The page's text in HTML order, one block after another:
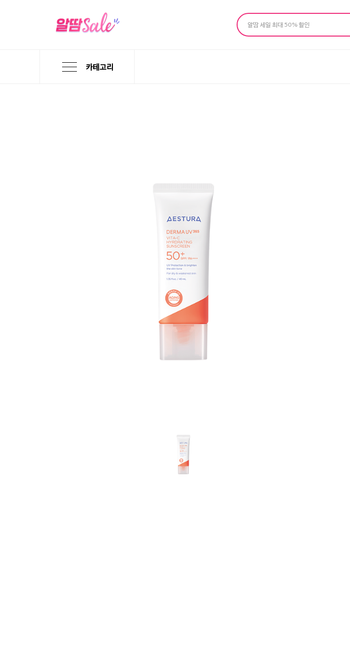
알땀 세일 최대 50% 할인
카테고리